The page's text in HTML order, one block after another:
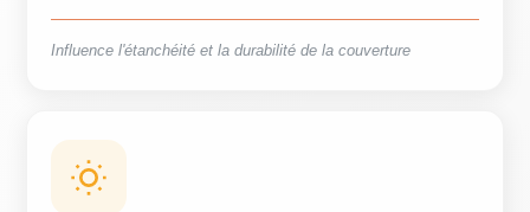
Influence l'étanchéité et la durabilité de la couverture